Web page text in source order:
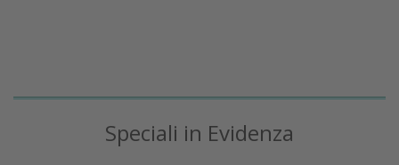
Speciali in Evidenza